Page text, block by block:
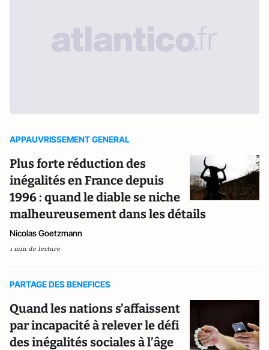
APPAUVRISSEMENT GENERAL
Plus forte réduction des
inégalités en France depuis
1996 : quand le diable se niche
malheureusement dans les détails
Nicolas Goetzmann
1 min de lecture
PARTAGE DES BENEFICES
Quand les nations s’affaissent
par incapacité à relever le défi
des inégalités sociales à l’âge